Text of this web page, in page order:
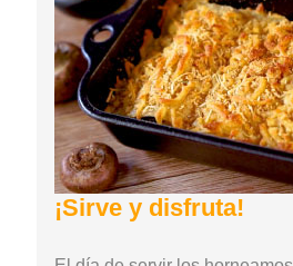
¡Sirve y disfruta!